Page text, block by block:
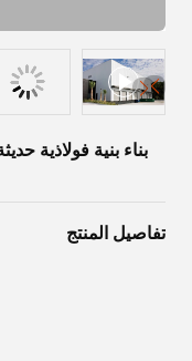
تفاصيل المنتج